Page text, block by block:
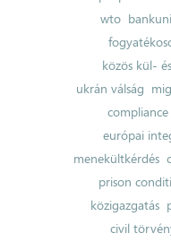
wto
közös kül-
ukrán válság
compliance
európai
menekültkérdés
prison
közigazgatás
civil